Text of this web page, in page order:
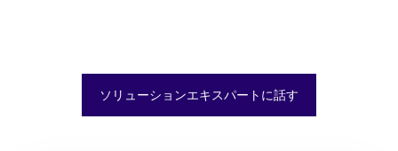
ソリューションエキスパートに話す